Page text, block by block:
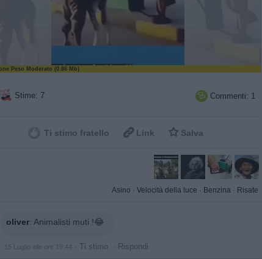
Peso Moderato (0.86 Mb)
Stime: 7  Commenti: 1
Ti stimo fratello  Link  Salva
Asino · Velocità della luce · Benzina · Risate
oliver: Animalisti muti !😂
15 Luglio alle ore 19:44 Ti stimo Rispondi